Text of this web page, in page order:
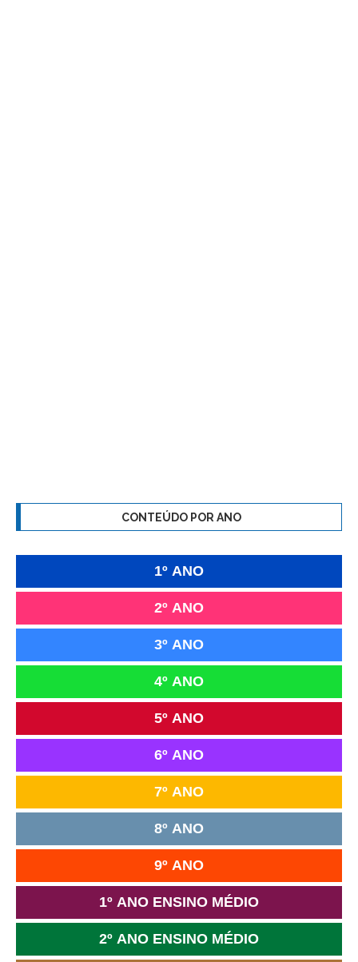
CONTEÚDO POR ANO
1º ANO
2º ANO
3º ANO
4º ANO
5º ANO
6º ANO
7º ANO
8º ANO
9º ANO
1º ANO ENSINO MÉDIO
2º ANO ENSINO MÉDIO